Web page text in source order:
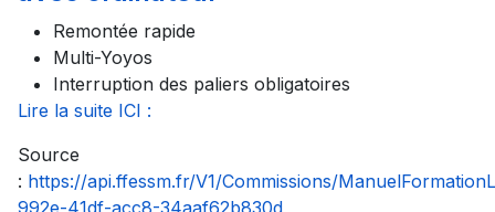
Remontée rapide
Multi-Yoyos
Interruption des paliers obligatoires
Lire la suite ICI :
Source
: https://api.ffessm.fr/V1/Commissions/